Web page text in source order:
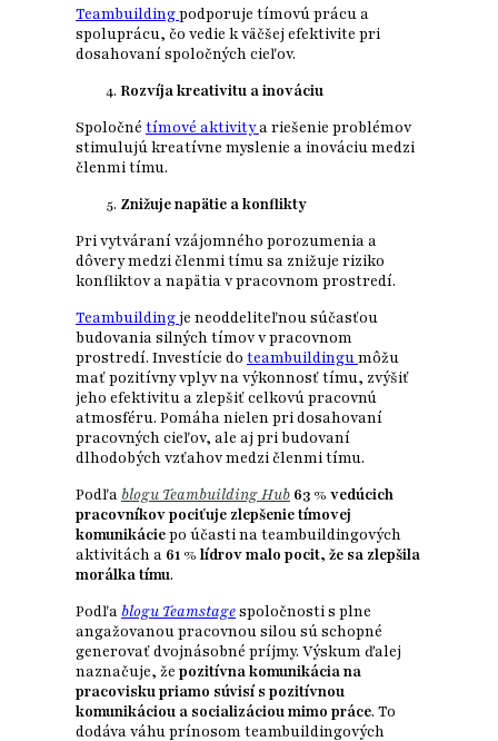
Teambuildingpodporuje tímovú prácu a
spoluprácu, čo vedie k väčšej efektivite pri
dosahovaní spoločných cieľov.
Rozvíja kreativitu a inováciu
Spoločné tímové aktivitya riešenie problémov
stimulujú kreatívne myslenie a inováciu medzi
členmi tímu.
Znižuje napätie a konflikty
Pri vytváraní vzájomného porozumenia a
dôvery medzi členmi tímu sa znižuje riziko
konfliktov a napätia v pracovnom prostredí.
Teambuildingje neoddeliteľnou súčasťou
budovania silných tímov v pracovnom
prostredí. Investície do teambuildingumôžu
mať pozitívny vplyv na výkonnosť tímu, zvýšiť
jeho efektivitu a zlepšiť celkovú pracovnú
atmosféru. Pomáha nielen pri dosahovaní
pracovných cieľov, ale aj pri budovaní
dlhodobých vzťahov medzi členmi tímu.
Podľa blogu Teambuilding Hub 63 % vedúcich
pracovníkov pociťuje zlepšenie tímovej
komunikáciepo účasti na teambuildingových
aktivitách a 61 % lídrov malo pocit, že sa zlepšila
morálka tímu.
Podľa blogu Teamstagespoločnosti s plne
angažovanou pracovnou silou sú schopné
generovať dvojnásobné príjmy. Výskum ďalej
naznačuje, že pozitívna komunikácia na
pracovisku priamo súvisí s pozitívnou
komunikáciou a socializáciou mimo práce. To
dodáva váhu prínosom teambuildingových